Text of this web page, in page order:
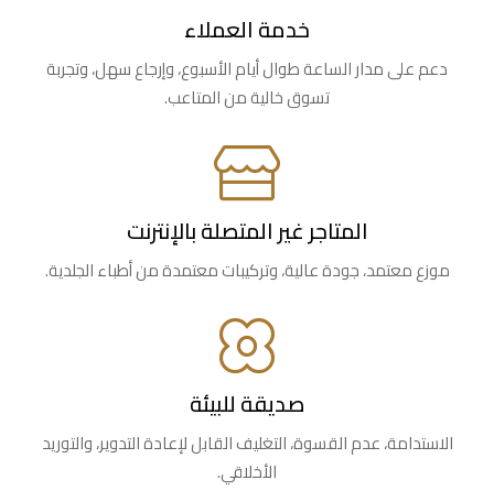
خدمة العملاء
دعم على مدار الساعة طوال أيام الأسبوع، وإرجاع سهل، وتجربة
تسوق خالية من المتاعب.
المتاجر غير المتصلة بالإنترنت
موزع معتمد، جودة عالية، وتركيبات معتمدة من أطباء الجلدية.
صديقة للبيئة
الاستدامة، عدم القسوة، التغليف القابل لإعادة التدوير، والتوريد
الأخلاقي.